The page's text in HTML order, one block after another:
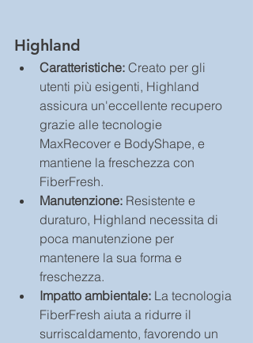
Highland
Caratteristiche: Creato per gli
utenti più esigenti, Highland
assicura un'eccellente recupero
grazie alle tecnologie
MaxRecover e BodyShape, e
mantiene la freschezza con
FiberFresh.
Manutenzione: Resistente e
duraturo, Highland necessita di
poca manutenzione per
mantenere la sua forma e
freschezza.
Impatto ambientale: La tecnologia
FiberFresh aiuta a ridurre il
surriscaldamento, favorendo un